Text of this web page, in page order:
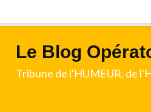
Le Blog
Tribune de l'HUMEUR, de